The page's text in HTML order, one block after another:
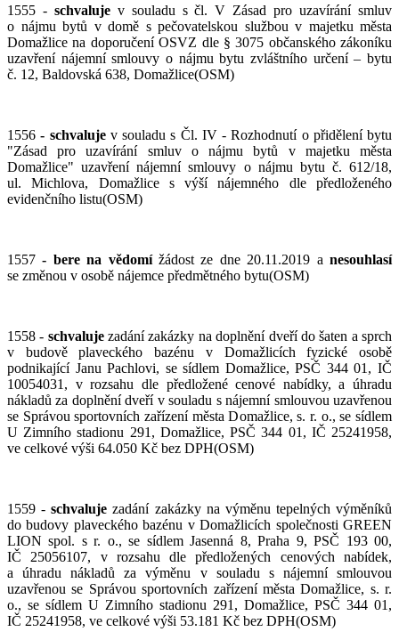
1555 - schvalujev souladu s čl. V Zásad pro uzavírání smluv
o nájmu bytů v domě s pečovatelskou službou v majetku města
Domažlice na doporučení OSVZ dle § 3075 občanského zákoníku
uzavření nájemní smlouvy o nájmu bytu zvláštního určení – bytu
č. 12, Baldovská 638, Domažlice(OSM)
1556- schvalujev souladu s Čl. IV - Rozhodnutí o přidělení bytu
"Zásad pro uzavírání smluv o nájmu bytů v majetku města
Domažlice" uzavření nájemní smlouvy o nájmu bytu č. 612/18,
ul. Michlova, Domažlice s výší nájemného dle předloženého
evidenčního listu(OSM)
1557- bere na vědomížádost ze dne 20.11.2019 anesouhlasí
se změnou v osobě nájemce předmětného bytu(OSM)
1558 - schvalujezadání zakázky na doplnění dveří do šaten a sprch
v budově plaveckého bazénu v Domažlicích fyzické osobě
podnikající Janu Pachlovi, se sídlem Domažlice, PSČ 344 01, IČ
10054031, v rozsahu dle předložené cenové nabídky, a úhradu
nákladů za doplnění dveří v souladu s nájemní smlouvou uzavřenou
se Správou sportovních zařízení města Domažlice, s. r. o., se sídlem
U Zimního stadionu 291, Domažlice, PSČ 344 01, IČ 25241958,
ve celkové výši 64.050 Kč bez DPH(OSM)
1559 -schvaluje zadání zakázky na výměnu tepelných výměníků
do budovy plaveckého bazénu v Domažlicích společnosti GREEN
LION spol. s r. o., se sídlem Jasenná 8, Praha 9, PSČ 193 00,
IČ 25056107, v rozsahu dle předložených cenových nabídek,
a úhradu nákladů za výměnu v souladu s nájemní smlouvou
uzavřenou se Správou sportovních zařízení města Domažlice, s. r.
o., se sídlem U Zimního stadionu 291, Domažlice, PSČ 344 01,
IČ 25241958, ve celkové výši 53.181 Kč bez DPH(OSM)